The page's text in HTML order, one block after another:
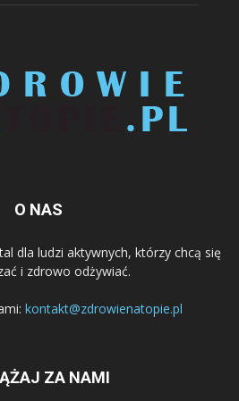
O NAS
dla ludzi aktywnych, którzy chcą się
i zdrowo odżywiać.
kontakt@zdrowienatopie.pl
ZA NAMI